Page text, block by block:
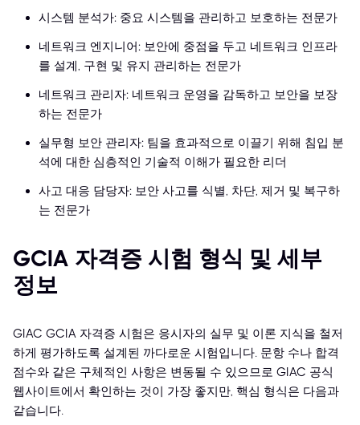
시스템 분석가: 중요 시스템을 관리하고 보호하는 전문가
네트워크 엔지니어: 보안에 중점을 두고 네트워크 인프라
를 설계, 구현 및 유지 관리하는 전문가
네트워크 관리자: 네트워크 운영을 감독하고 보안을 보장
하는 전문가
실무형 보안 관리자: 팀을 효과적으로 이끌기 위해 침입 분
석에 대한 심층적인 기술적 이해가 필요한 리더
사고 대응 담당자: 보안 사고를 식별, 차단, 제거 및 복구하
는 전문가
GCIA 자격증 시험 형식 및 세부
정보
GIAC GCIA 자격증 시험은 응시자의 실무 및 이론 지식을 철저
하게 평가하도록 설계된 까다로운 시험입니다. 문항 수나 합격
점수와 같은 구체적인 사항은 변동될 수 있으므로 GIAC 공식
웹사이트에서 확인하는 것이 가장 좋지만, 핵심 형식은 다음과
같습니다.